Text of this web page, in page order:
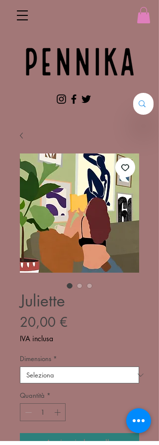
Juliette
20,00 €
IVA inclusa
Dimensions *
Quantità *
Aggiungi al carrello